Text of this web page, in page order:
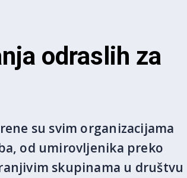
odraslih za
su svim organizacijama
od umirovljenika preko
skupinama u društvu